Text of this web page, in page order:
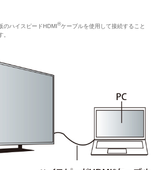
のハイスピードHDMI®ケーブルを使用して接続すること